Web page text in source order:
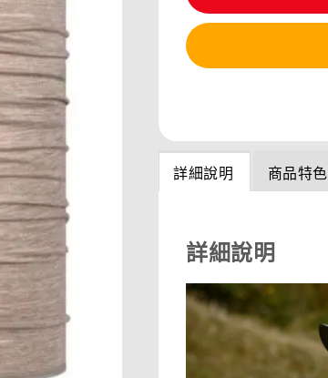
詳細說明 商品特色
詳細說明